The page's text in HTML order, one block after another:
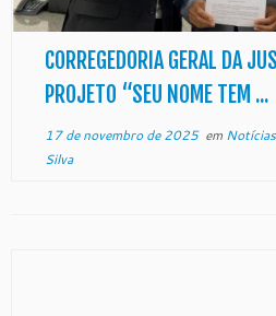
CORREGEDORIA GERAL DA
PROJETO “SEU NOME TEM ...
17 de novembro de 2025em Notícias
Silva